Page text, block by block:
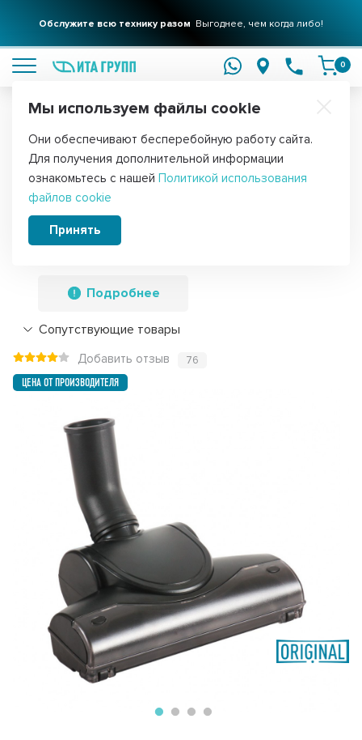
Обслужите всю технику разом Выгоднее, чем когда либо!
0
Главная Запчасти для мелкой бытовой техники Для пылесосов
Мини-турбощетка для
профессиональных пылесосов, W205
мм, для трубок 32 мм, Ozone, UN-
15932NZ
Подробнее
Сопутствующие товары
Добавить отзыв 76
Мы используем файлы cookie
Они обеспечивают бесперебойную работу сайта.
Для получения дополнительной информации
ознакомьтесь с нашей Политикой использования
файлов cookie
Принять